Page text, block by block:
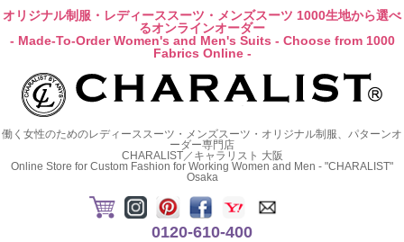
オリジナル制服・レディーススーツ・メンズスーツ 1000生地から選べ
るオンラインオーダー
- Made-To-Order Women's and Men's Suits - Choose from 1000
Fabrics Online -
働く女性のためのレディーススーツ・メンズスーツ・オリジナル制服、パターンオ
ーダー専門店
CHARALIST／キャラリスト 大阪
Online Store for Custom Fashion for Working Women and Men - "CHARALIST"
Osaka
0120-610-400